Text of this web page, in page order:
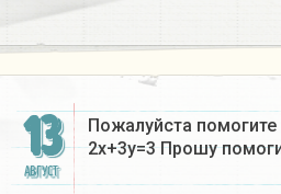
13
АВГУСТ
Пожалуйста
2х+3у=3 Прошу